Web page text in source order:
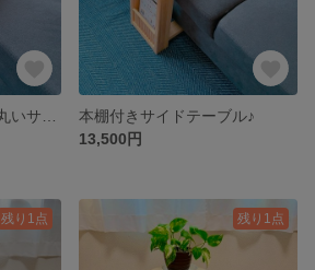
本棚付きサイドテーブル♪
13,500円
残り1点 残り1点